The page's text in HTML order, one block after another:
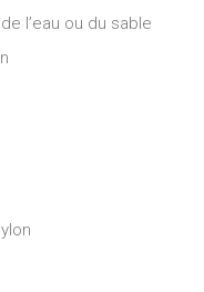
l’eau ou du sable